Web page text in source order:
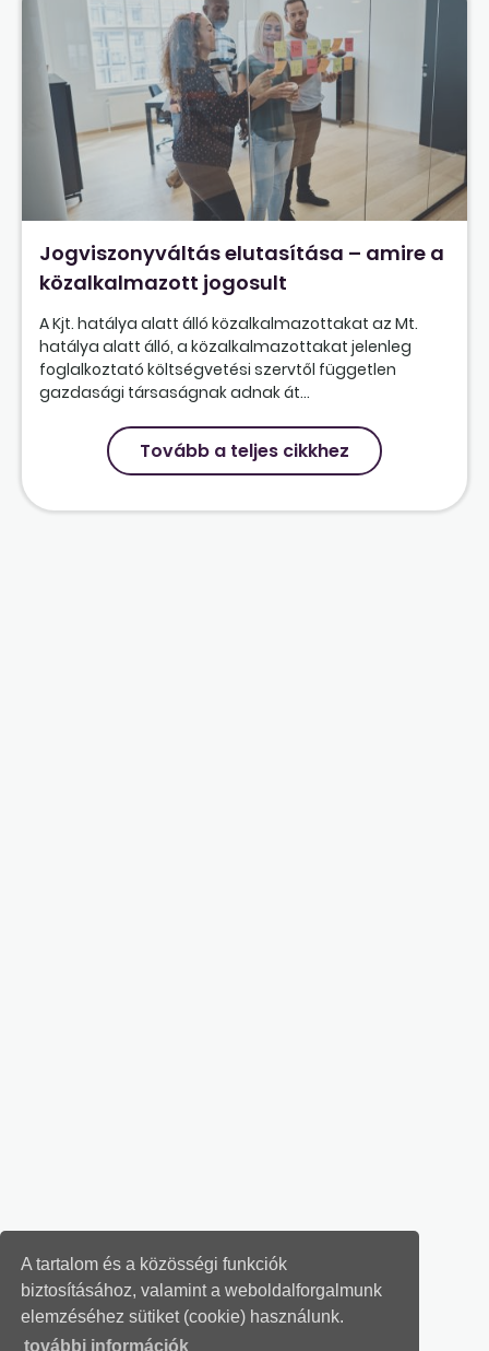
A tartalom és a közösségi funkciók
biztosításához, valamint a weboldalforgalmunk
elemzéséhez sütiket (cookie) használunk.
további információk
Jogviszonyváltás elutasítása – amire a
közalkalmazott jogosult
A Kjt. hatálya alatt álló közalkalmazottakat az Mt.
hatálya alatt álló, a közalkalmazottakat jelenleg
foglalkoztató költségvetési szervtől független
gazdasági társaságnak adnak át...
Tovább a teljes cikkhez